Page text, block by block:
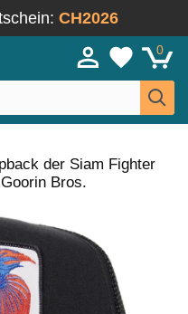
CH2026
0
der Siam Fighter
Bros.